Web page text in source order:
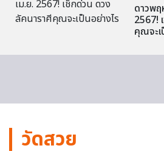
ดาวพฤ
2567!
คุณจะเ
วัดสวย